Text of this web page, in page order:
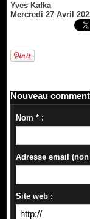
Yves Kafka
Mercredi 27 Avril
Nouveau
Nom * :
Adresse email
Site web :